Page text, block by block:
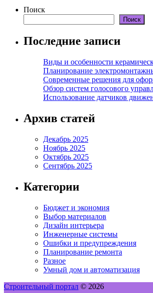
Поиск
Поиск
Последние записи
Виды и особенности
Планирование
Современные решения для
Обзор систем голосового
Использование датчиков
Архив статей
Декабрь 2025
Ноябрь 2025
Октябрь 2025
Сентябрь 2025
Категории
Бюджет и экономия
Выбор материалов
Дизайн интерьера
Инженерные системы
Ошибки и предупреждения
Планирование ремонта
Разное
Умный дом и автоматизация
Строительный портал © 2026